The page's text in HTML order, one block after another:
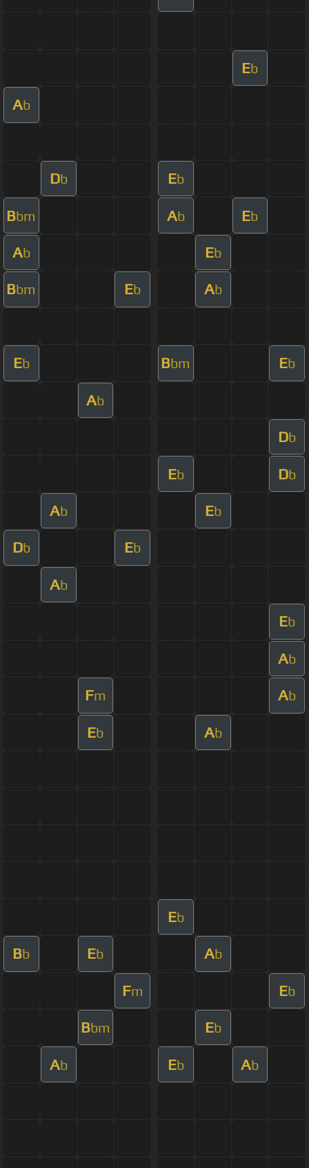
Eb
Ab
Db Eb
Bbm Ab Eb
Ab Eb
Bbm Eb Ab
Eb Bbm Eb
Ab
Db
Eb Db
Ab Eb
Db Eb
Ab
Eb
Ab
Fm Ab
Eb Ab
Eb
Bb Eb Ab
Fm Eb
Bbm Eb
Ab Eb Ab